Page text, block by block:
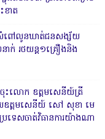
ខាត
ពៅលូនឃាត់ជនសង្ស័យ
ាក់ រថយន្ត១គ្រឿងនិង
ចុះលោក ឧត្តមសេនីយ៍ត្រី
ឧត្តមសេនីយ៍ សៅ សុខា មេ
ប្រទេសចាត់វិធានការយ៉ាងណា